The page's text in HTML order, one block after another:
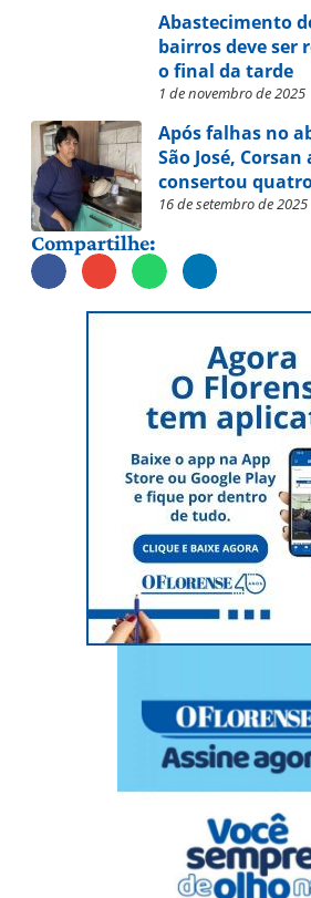
Abastecimento
bairros deve ser
o final da tarde
1 de novembro de 2025
Após falhas no
São José,
consertou
16 de setembro de 2025
Compartilhe: